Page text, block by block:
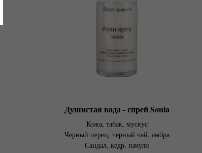
Душистая вода - спрей Sonia
Кожа, табак, мускус
Черный перец, черный чай, амбра
Сандал, кедр, пачули